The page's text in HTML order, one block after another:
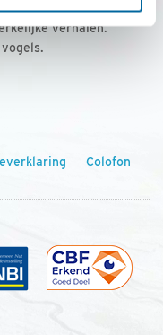
leden, met
verhalen.
Colofon